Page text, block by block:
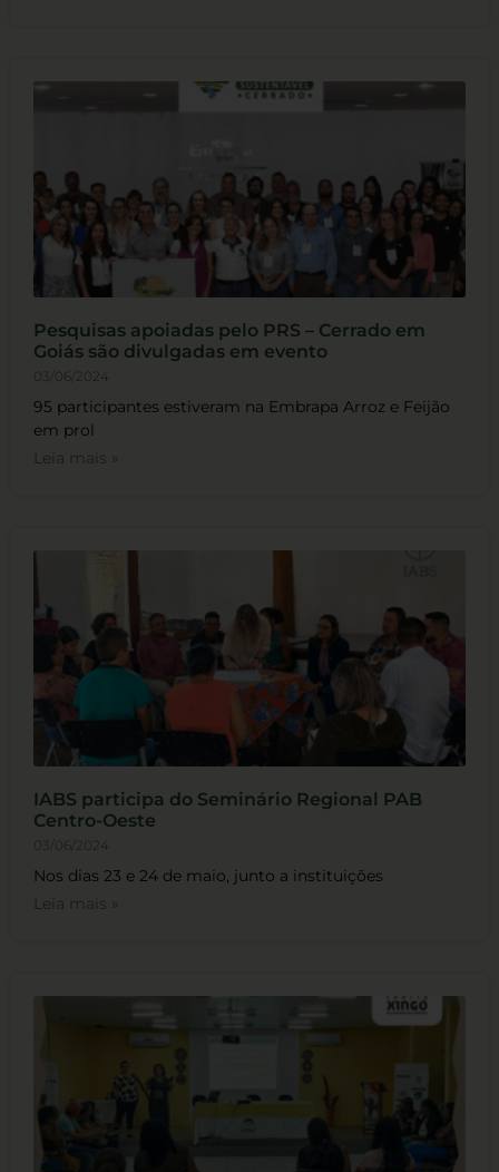
Pesquisas apoiadas pelo PRS – Cerrado em
Goiás são divulgadas em evento
03/06/2024
95 participantes estiveram na Embrapa Arroz e Feijão
em prol
Leia mais »
IABS participa do Seminário Regional PAB
Centro-Oeste
03/06/2024
Nos dias 23 e 24 de maio, junto a instituições
Leia mais »